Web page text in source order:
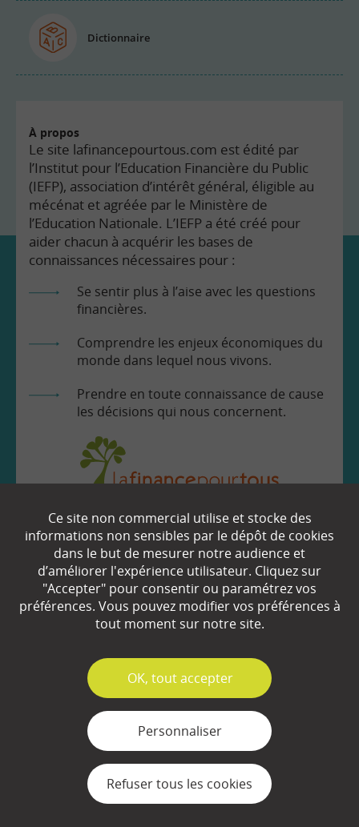
Dictionnaire
À propos
Le site lafinancepourtous.com est édité par
l’Institut pour l’Education Financière du Public
(IEFP), association d’intérêt général, éligible au
mécénat et agréée par le Ministère de
l’Education Nationale. L’IEFP a été créé pour
aider chacun à acquérir les bases de
connaissances nécessaires pour :
Se sentir plus à l’aise avec les questions
financières.
Comprendre les enjeux économiques du
monde dans lequel nous vivons.
Prendre en toute connaissance de cause
les décisions qui nous concernent.
EN SAVOIR
Qui sommes-nous ?
Partenaires
Plan du site
Mentions légales
Gestion des cookies
Ce site non commercial utilise et stocke des
informations non sensibles par le dépôt de cookies
dans le but de mesurer notre audience et
d’améliorer l'expérience utilisateur. Cliquez sur
"Accepter" pour consentir ou paramétrez vos
préférences. Vous pouvez modifier vos préférences à
tout moment sur notre site.
✓
OK, tout accepter
Personnaliser
Refuser tous les cookies